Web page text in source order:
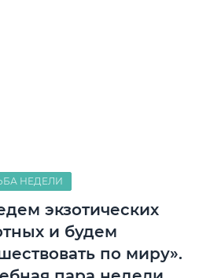
НЕДЕЛИ
экзотических
и будем
по миру».